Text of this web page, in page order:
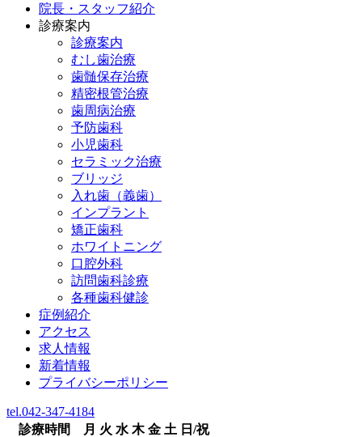
院長・スタッフ紹介
診療案内
診療案内
むし歯治療
歯髄保存治療
精密根管治療
歯周病治療
予防歯科
小児歯科
セラミック治療
ブリッジ
入れ歯（義歯）
インプラント
矯正歯科
ホワイトニング
口腔外科
訪問歯科診療
各種歯科健診
症例紹介
アクセス
求人情報
新着情報
プライバシーポリシー
tel.042-347-4184
診療時間
月 火 水 木 金 土 日/祝